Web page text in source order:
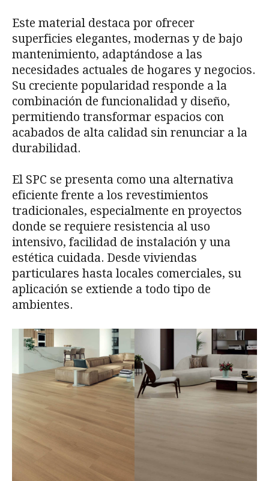
Este material destaca por ofrecer
superficies elegantes, modernas y de bajo
mantenimiento, adaptándose a las
necesidades actuales de hogares y negocios.
Su creciente popularidad responde a la
combinación de funcionalidad y diseño,
permitiendo transformar espacios con
acabados de alta calidad sin renunciar a la
durabilidad.
El SPC se presenta como una alternativa
eficiente frente a los revestimientos
tradicionales, especialmente en proyectos
donde se requiere resistencia al uso
intensivo, facilidad de instalación y una
estética cuidada. Desde viviendas
particulares hasta locales comerciales, su
aplicación se extiende a todo tipo de
ambientes.